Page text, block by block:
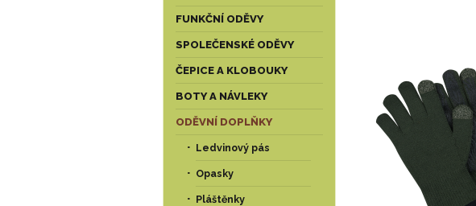
FUNKČNÍ ODĚVY
SPOLEČENSKÉ ODĚVY
ČEPICE A KLOBOUKY
BOTY A NÁVLEKY
ODĚVNÍ DOPLŇKY
Ledvinový pás
Opasky
Pláštěnky